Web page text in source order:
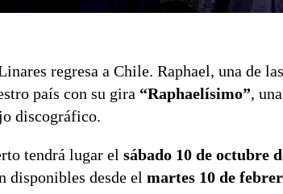
regresa a Chile. Raphael, una de
país con su gira “Raphaelísimo”,
discográfico.
tendrá lugar el sábado 10 de octubre
disponibles desde el martes 10 de